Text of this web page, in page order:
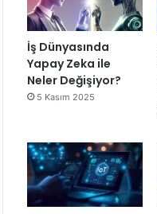
İş Dünyasında
Yapay Zeka ile
Neler Değişiyor?
5 Kasım 2025